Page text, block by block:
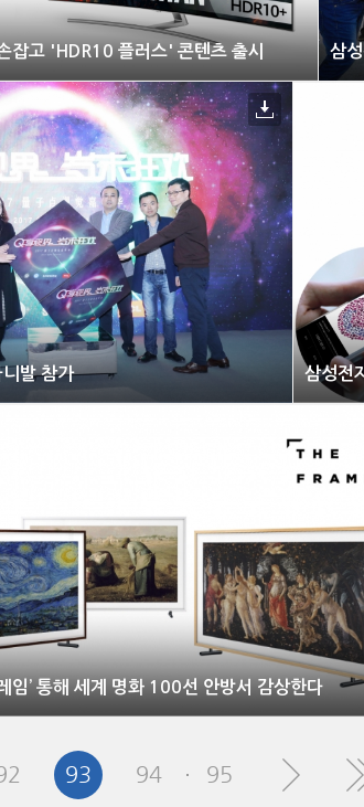
잡고 'HDR10 플러스' 콘텐츠 출시 삼
발 참가 삼성전
임’ 통해 세계 명화 100선 안방서 감상한다
93 94 95